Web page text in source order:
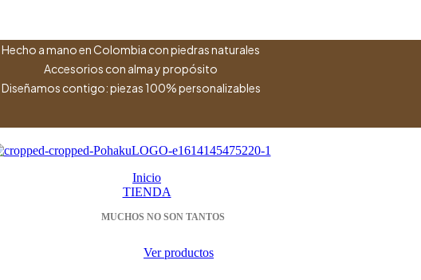
Hecho a mano en Colombia con piedras naturales
Accesorios con alma y propósito
Diseñamos contigo: piezas 100% personalizables
Inicio
TIENDA
MUCHOS NO SON TANTOS
Ver productos